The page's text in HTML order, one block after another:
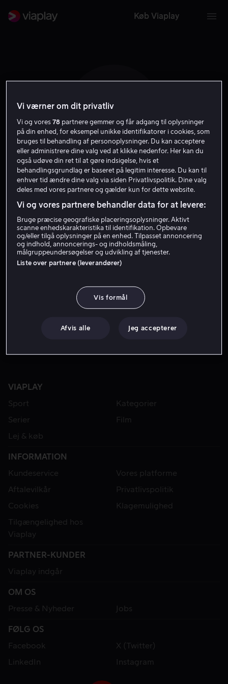
Køb Viaplay
M M
Mikkel Munch-Fals
Forfatter Instruktør
VIAPLAY
Sport
Kategorier
Serier
Film
Lej & køb
INFORMATION
Kundeservice
Vores platforme
Aftalevilkår
Privatlivspolitik
Cookies
Klagemulighed
Tilgængelighed hos
Viaplay
PARTNER-KUNDER
Viaplay indgår
OM OS
Presse & Nyheder
Jobs
FØLG OS
Facebook
X (Twitter)
LinkedIn
Instagram
Vi værner om dit privatliv
Vi og vores78 partnere gemmer og får adgang til oplysninger
på din enhed, for eksempel unikke identifikatorer i cookies, som
bruges til behandling af personoplysninger. Du kan acceptere
eller administrere dine valg ved at klikke nedenfor. Her kan du
også udøve din ret til at gøre indsigelse, hvis et
behandlingsgrundlag er baseret på legitim interesse. Du kan til
enhver tid ændre dine valg via siden Privatlivspolitik. Dine valg
deles med vores partnere og gælder kun for dette website.
Vi og vores partnere behandler data for at levere:
Bruge præcise geografiske placeringsoplysninger. Aktivt
scanne enhedskarakteristika til identifikation. Opbevare
og/eller tilgå oplysninger på en enhed. Tilpasset annoncering
og indhold, annoncerings- og indholdsmåling,
målgruppeundersøgelser og udvikling af tjenester.
Liste over partnere (leverandører)
Vis formål
Afvis alle Jeg accepterer